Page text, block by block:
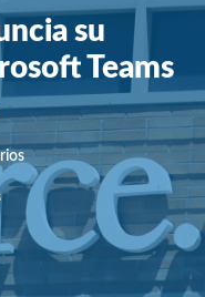
su
Teams